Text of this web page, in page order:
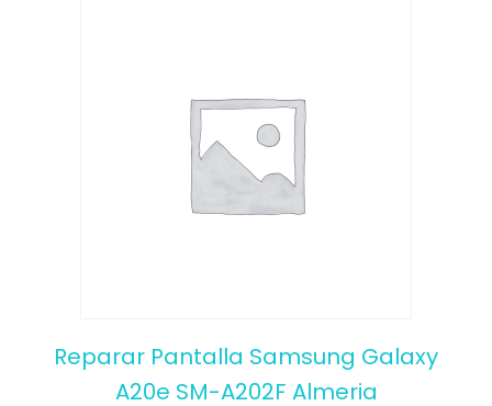
Reparar Pantalla Samsung Galaxy
A20e SM-A202F Almeria